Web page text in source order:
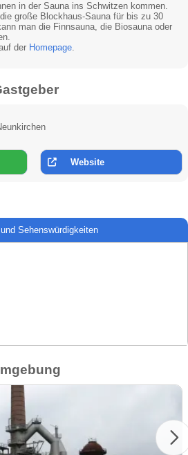
in der Sauna ins Schwitzen kommen.
große Blockhaus-Sauna für bis zu 30
man die Finnsauna, die Biosauna oder
der Homepage.
Website
Sehenswürdigkeiten